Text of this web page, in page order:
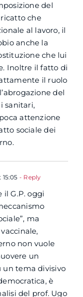
del
che
al lavoro, il
anche la
che lui
Inoltre il fatto di
il ruolo
del
sanitari,
attenzione
sociale dei
15:05 - Reply
il G.P. oggi
ma
non vuole
un
un tema divisivo
è
del prof. Ugo